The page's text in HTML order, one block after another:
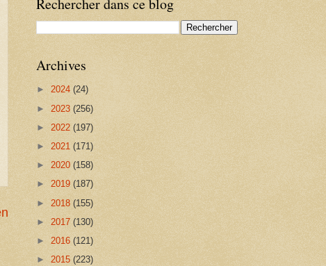
Archives
► 2024 (24)
► 2023 (256)
► 2022 (197)
► 2021 (171)
► 2020 (158)
► 2019 (187)
► 2018 (155)
► 2017 (130)
► 2016 (121)
► 2015 (223)